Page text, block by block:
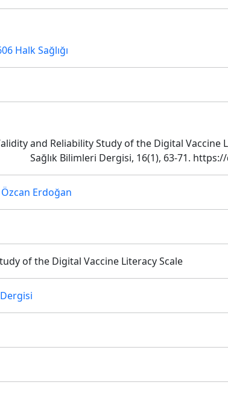
Halk Sağlığı
and Reliability Study of the Digital Vaccine
Sağlık Bilimleri Dergisi, 16(1), 63-71.
Özcan Erdoğan
of the Digital Vaccine Literacy Scale